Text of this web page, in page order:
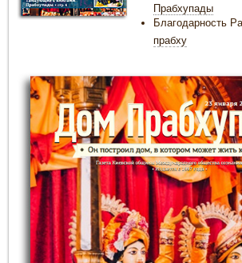
Прабхупады
Благодарность
прабху